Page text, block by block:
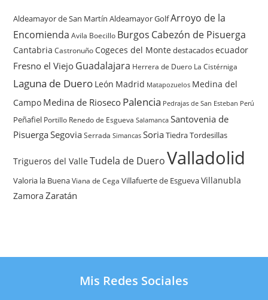
Aldeamayor de San Martín Aldeamayor GolfArroyo de la
Encomienda Avila Boecillo Burgos Cabezón de Pisuerga
Cantabria Castronuño Cogeces del Monte destacadosecuador
Fresno el Viejo Guadalajara Herrera de Duero La Cistérniga
Laguna de Duero León Madrid Matapozuelos Medina del
Campo Medina de Rioseco Palencia Pedrajas de San Esteban Perú
Peñafiel Portillo Renedo de Esgueva Salamanca Santovenia de
PisuergaSegovia Serrada Simancas SoriaTiedraTordesillas
Trigueros del Valle Tudela de Duero Valladolid
Valoria la Buena Viana de Cega Villafuerte de EsguevaVillanubla
Zamora Zaratán
Mis Redes Sociales